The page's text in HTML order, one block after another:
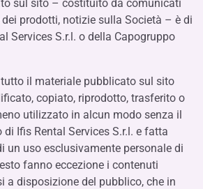
sul sito – costituito da comunicati
prodotti, notizie sulla Società – è di
Services S.r.l. o della Capogruppo
il materiale pubblicato sul sito
copiato, riprodotto, trasferito o
utilizzato in alcun modo senza il
Ifis Rental Services S.r.l. e fatta
un uso esclusivamente personale di
fanno eccezione i contenuti
a disposizione del pubblico, che in